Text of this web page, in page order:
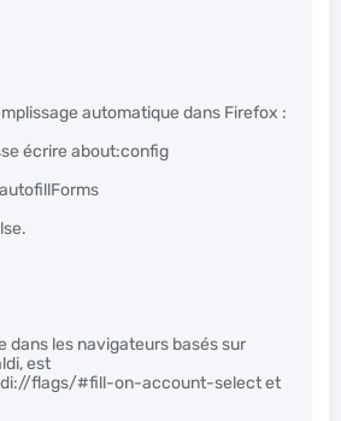
automatique dans Firefox :
écrire about:config
dans les navigateurs basés sur
est
flags/#fill-on-account-select et